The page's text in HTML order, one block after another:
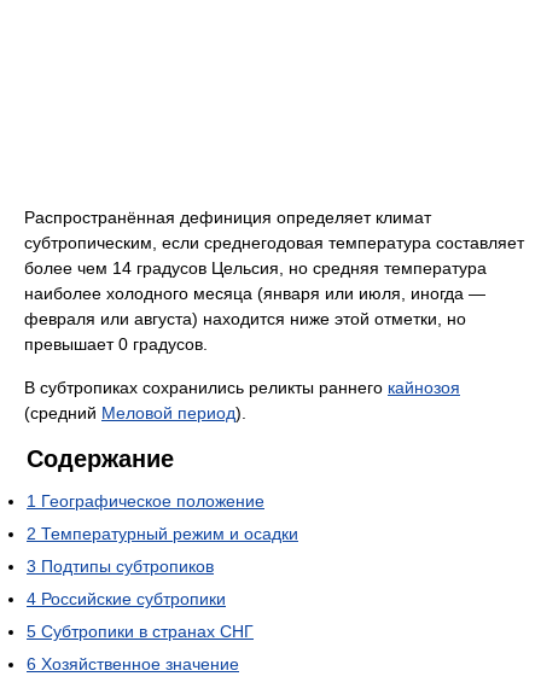
Распространённая дефиниция определяет климат
субтропическим, если среднегодовая температура составляет
более чем 14 градусов Цельсия, но средняя температура
наиболее холодного месяца (января или июля, иногда —
февраля или августа) находится ниже этой отметки, но
превышает 0 градусов.
В субтропиках сохранились реликты раннего кайнозоя
(средний Меловой период).
Содержание
1 Географическое положение
2 Температурный режим и осадки
3 Подтипы субтропиков
4 Российские субтропики
5 Субтропики в странах СНГ
6 Хозяйственное значение